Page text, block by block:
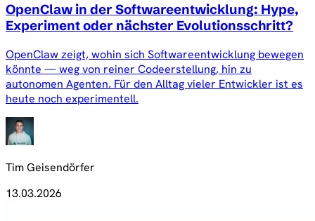
OpenClaw in der Softwareentwicklung: Hype,
Experiment oder nächster Evolutionsschritt?
OpenClaw zeigt, wohin sich Softwareentwicklung bewegen
könnte — weg von reiner Codeerstellung, hin zu
autonomen Agenten. Für den Alltag vieler Entwickler ist es
heute noch experimentell.
Tim Geisendörfer
13.03.2026